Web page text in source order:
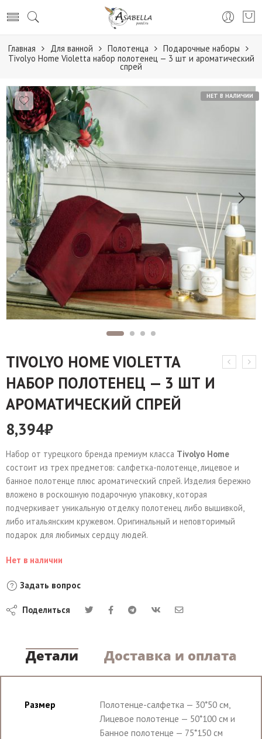
Главная Для ванной Полотенца
Подарочные наборы
Tivolyo Home Violetta набор полотенец — 3 шт и ароматический
спрей
НЕТ В НАЛИЧИИ
TIVOLYO HOME VIOLETTA
НАБОР ПОЛОТЕНЕЦ — 3 ШТ И
АРОМАТИЧЕСКИЙ СПРЕЙ
8,394₽
Набор от турецкого бренда премиум класса Tivolyo Home
состоит из трех предметов: салфетка-полотенце, лицевое и
банное полотенце плюс ароматический спрей. Изделия бережно
вложено в роскошную подарочную упаковку, которая
подчеркивает уникальную отделку полотенец либо вышивкой,
либо итальянским кружевом. Оригинальный и неповторимый
подарок для любимых сердцу людей.
Нет в наличии
Задать вопрос
Поделиться
Детали Доставка и оплата
Размер
Полотенце-салфетка — 30*50 см,
Лицевое полотенце — 50*100 см и
Банное полотенце — 75*150 см